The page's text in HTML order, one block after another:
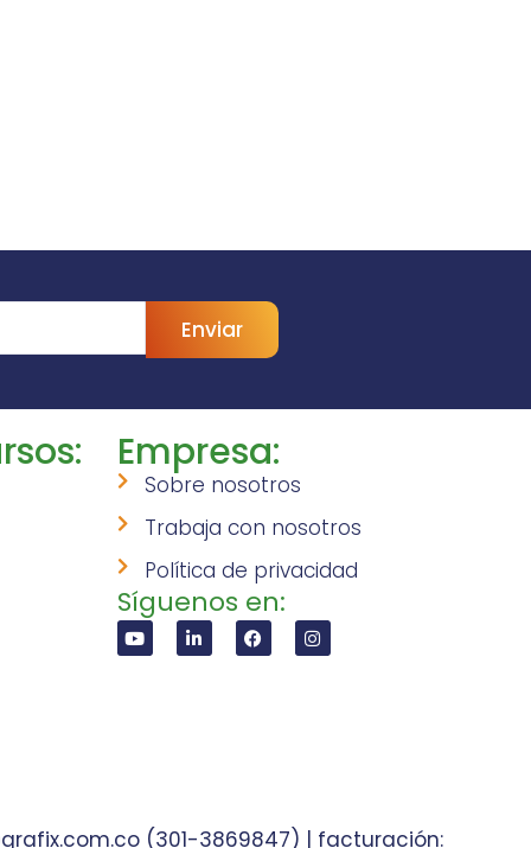
Enviar
Empresa:
Sobre nosotros
Trabaja con nosotros
Política de privacidad
Síguenos en:
(301-3869847) | facturación: